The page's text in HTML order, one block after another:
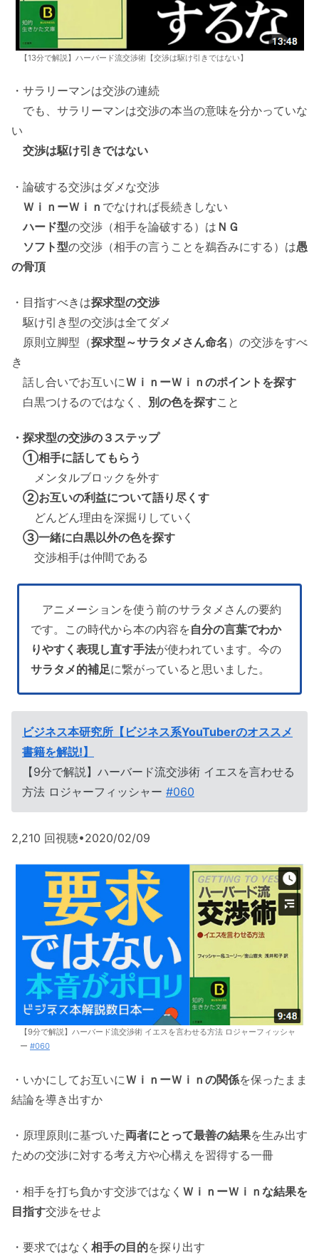
【13分で解説】ハーバード流交渉術【交渉は駆け引きではない】
・サラリーマンは交渉の連続
でも、サラリーマンは交渉の本当の意味を分かっていな
い
交渉は駆け引きではない
・論破する交渉はダメな交渉
ＷｉｎーＷｉｎ でなければ長続きしない
ハード型の交渉（相手を論破する）は ＮＧ
ソフト型の交渉（相手の言うことを鵜呑みにする）は愚
の骨頂
・目指すべきは探求型の交渉
駆け引き型の交渉は全てダメ
原則立脚型（探求型～サラタメさん命名 ）の交渉をすべ
き
話し合いでお互いにＷｉｎーＷｉｎのポイントを探す
白黒つけるのではなく、 別の色を探すこと
・探求型の交渉の３ステップ
①相手に話してもらう
メンタルブロックを外す
②お互いの利益について語り尽くす
どんどん理由を深掘りしていく
③一緒に白黒以外の色を探す
交渉相手は仲間である
アニメーションを使う前のサラタメさんの要約
です。この時代から本の内容を自分の言葉でわか
りやすく表現し直す手法が使われています。今の
サラタメ的補足に繋がっていると思いました。
ビジネス本研究所【ビジネス系YouTuberのオススメ
書籍を解説!】
【9分で解説】ハーバード流交渉術 イエスを言わせる
方法 ロジャーフィッシャー #060
2,210 回視聴•2020/02/09
【9分で解説】ハーバード流交渉術 イエスを言わせる方法 ロジャーフィッシャ
ー #060
・いかにしてお互いにＷｉｎーＷｉｎの関係を保ったまま
結論を導き出すか
・原理原則に基づいた両者にとって最善の結果を生み出す
ための交渉に対する考え方や心構えを習得する一冊
・相手を打ち負かす交渉ではなく ＷｉｎーＷｉｎな結果を
目指す交渉をせよ
・要求ではなく 相手の目的を探り出す